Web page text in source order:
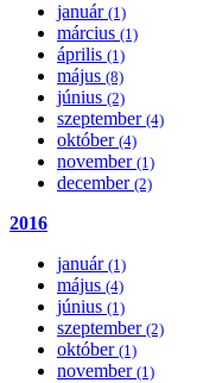
január (1)
március (1)
április (1)
május (8)
június (2)
szeptember (4)
október (4)
november (1)
december (2)
2016
január (1)
május (4)
június (1)
szeptember (2)
október (1)
november (1)